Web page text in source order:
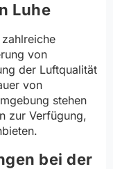
Luhe
von
der Luftqualität
von
stehen
zur Verfügung,
bei der